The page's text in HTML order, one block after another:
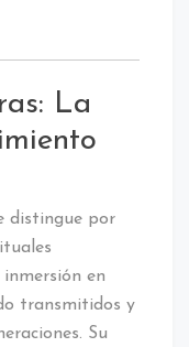
La
distingue por
en
transmitidos y
Su